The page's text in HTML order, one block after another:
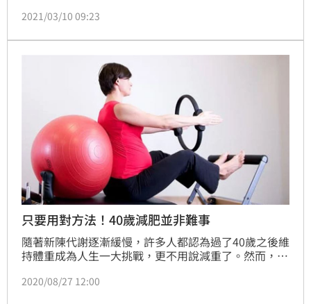
手機掃描，就會連到他的個人頁面。沒想到事隔僅一個
時，卻發現連結已經失效，讓他欲哭無淚。
2021/03/10 09:23
只要用對方法！40歲減肥並非難事
隨著新陳代謝逐漸緩慢，許多人都認為過了40歲之後維
持體重成為人生一大挑戰，更不用說減重了。然而，只
以同時改善整體健康狀況。沒錯，只要用對方法！
2020/08/27 12:00